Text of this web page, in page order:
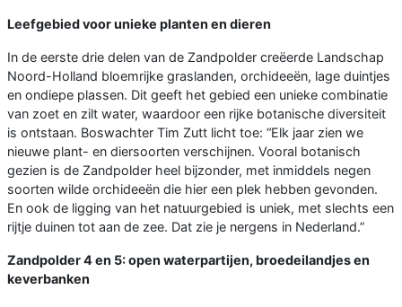
Leefgebied voor unieke planten en dieren
In de eerste drie delen van de Zandpolder creëerde Landschap
Noord-Holland bloemrijke graslanden, orchideeën, lage duintjes
en ondiepe plassen. Dit geeft het gebied een unieke combinatie
van zoet en zilt water, waardoor een rijke botanische diversiteit
is ontstaan. Boswachter Tim Zutt licht toe: “Elk jaar zien we
nieuwe plant- en diersoorten verschijnen. Vooral botanisch
gezien is de Zandpolder heel bijzonder, met inmiddels negen
soorten wilde orchideeën die hier een plek hebben gevonden.
En ook de ligging van het natuurgebied is uniek, met slechts een
rijtje duinen tot aan de zee. Dat zie je nergens in Nederland.”
Zandpolder 4 en 5: open waterpartijen, broedeilandjes en
keverbanken